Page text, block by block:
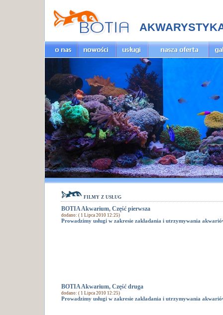
filmy z usług
BOTIA Akwarium, Część pierwsza
dodano: ( 1 Lipca 2010 12:25)
Prowadzimy usługi w zakresie zakładania i utrzymywania
BOTIA Akwarium, Część druga
dodano: ( 1 Lipca 2010 12:25)
Prowadzimy usługi w zakresie zakładania i utrzymywania